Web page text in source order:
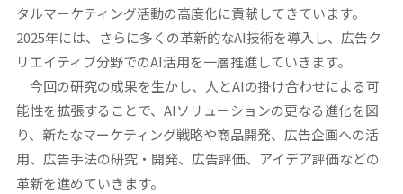
タルマーケティング活動の高度化に貢献してきています。
2025年には、さらに多くの革新的なAI技術を導入し、広告ク
リエイティブ分野でのAI活用を一層推進していきます。
今回の研究の成果を生かし、人とAIの掛け合わせによる可
能性を拡張することで、AIソリューションの更なる進化を図
り、新たなマーケティング戦略や商品開発、広告企画への活
用、広告手法の研究・開発、広告評価、アイデア評価などの
革新を進めていきます。